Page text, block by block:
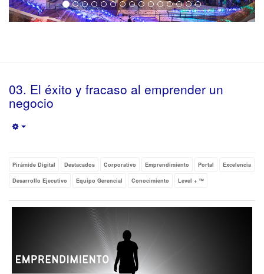
03. El éxito y fracaso al emprender un
negocio
Pirámide Digital Destacados Corporativo Emprendimiento Portal Excelencia
Desarrollo Ejecutivo Equipo Gerencial Conocimiento Level + ™